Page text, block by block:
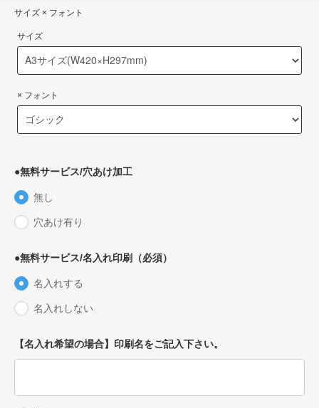
サイズ × フォント
サイズ
× フォント
●無料サービス/穴あけ加工
無し
穴あけ有り
●無料サービス/名入れ印刷（必須）
名入れする
名入れしない
【名入れ希望の場合】印刷名をご記入下さい。